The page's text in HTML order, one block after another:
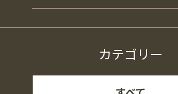
カテゴリー